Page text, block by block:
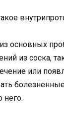
основных
из соска,
или
него.